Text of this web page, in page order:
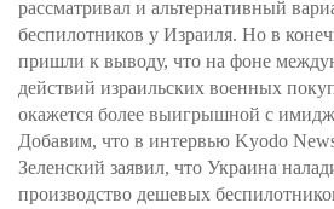
рассматривал и альтернативный
беспилотников у Израиля. Но в
пришли к выводу, что на фоне
действий израильских военных
окажется более выигрышной с
Добавим, что в интервью Kyodo
Зеленский заявил, что Украина
производство дешевых